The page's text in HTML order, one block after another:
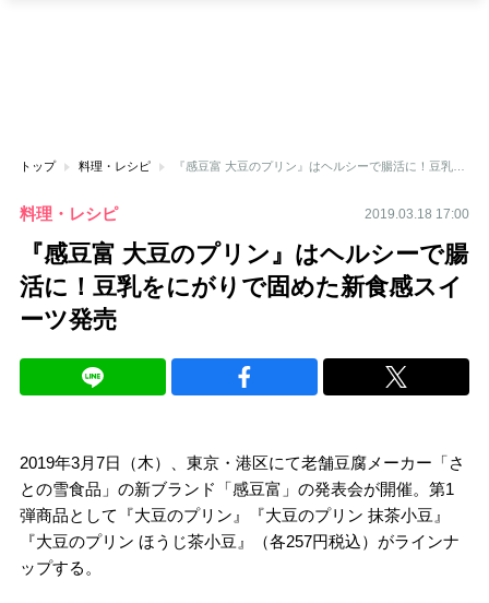
トップ 料理・レシピ 『感豆富 大豆のプリン』はヘルシーで腸活に！豆乳をにがりで固めた新食感スイーツ発売
料理・レシピ 2019.03.18 17:00
『感豆富 大豆のプリン』はヘルシーで腸
活に！豆乳をにがりで固めた新食感スイ
ーツ発売
2019年3月7日（木）、東京・港区にて老舗豆腐メーカー「さ
との雪食品」の新ブランド「感豆富」の発表会が開催。第1
弾商品として『大豆のプリン』『大豆のプリン 抹茶小豆』
『大豆のプリン ほうじ茶小豆』（各257円税込）がラインナ
ップする。